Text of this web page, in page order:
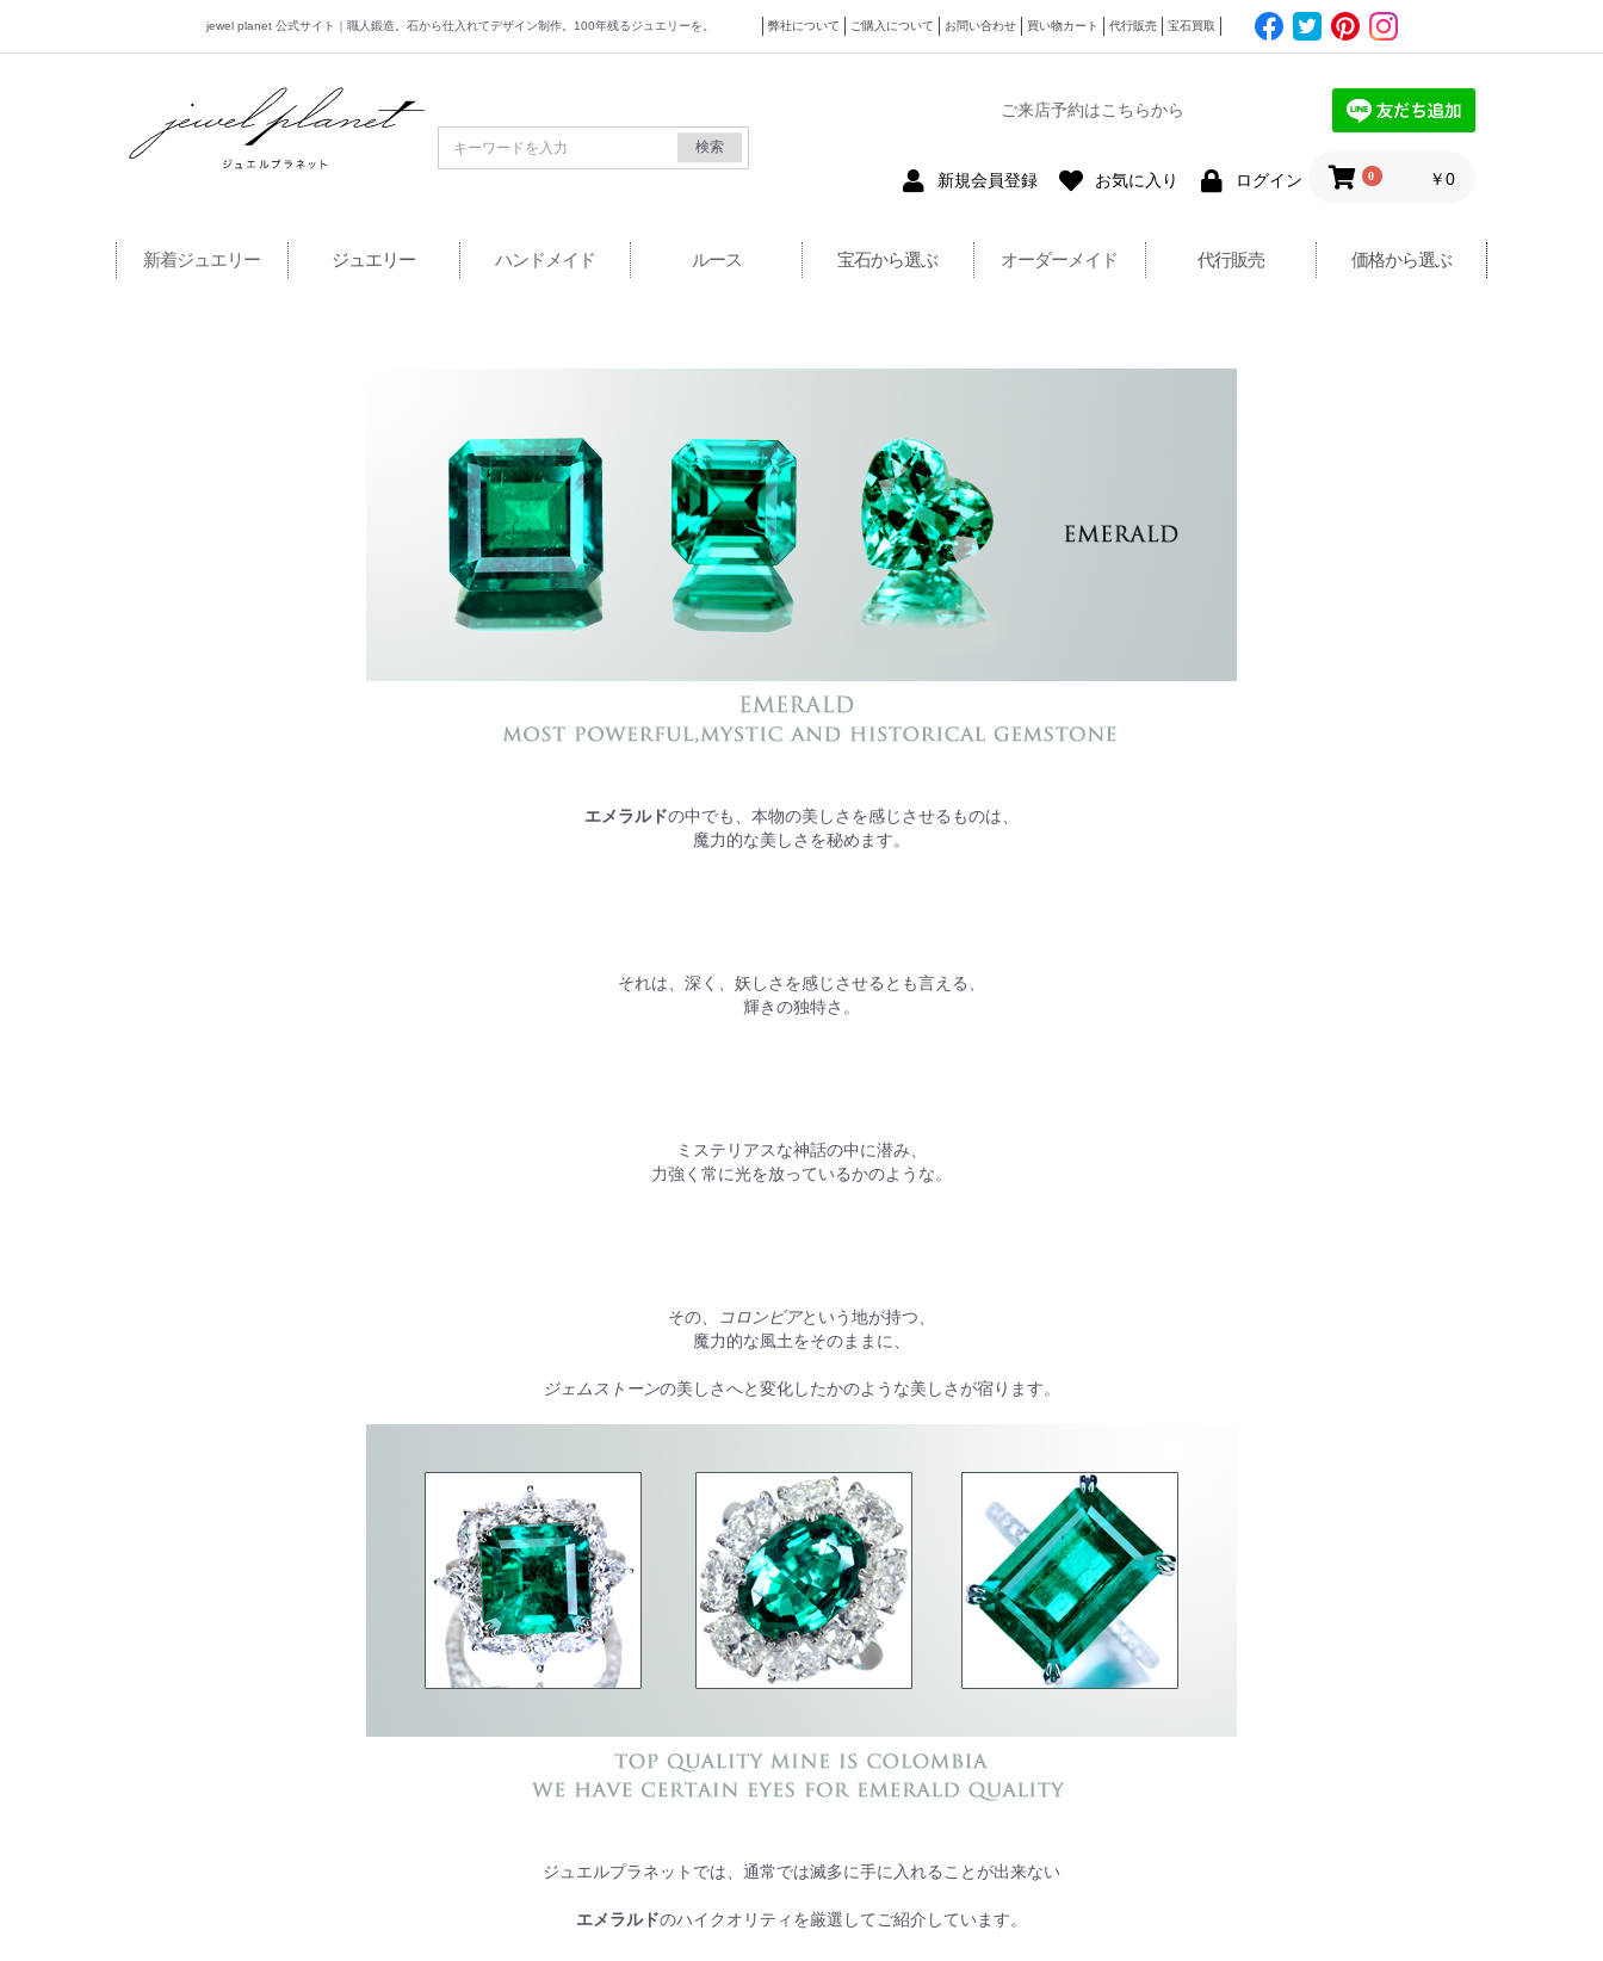
jewel planet 公式サイト｜職人鍛造。石から仕入れてデザイン制作。100年残るジュエリーを。 弊社について ご購入について お問い合わせ 買い物カート 代行販売 宝石買取
jewel planet 公式サイト
検索
ご来店予約はこちらから
新規会員登録 お気に入り ログイン 0 ￥0
新着ジュエリー ジュエリー ハンドメイド ルース 宝石から選ぶ オーダーメイド 代行販売 価格から選ぶ
エメラルドの中でも、本物の美しさを感じさせるものは、
魔力的な美しさを秘めます。
それは、深く、妖しさを感じさせるとも言える、
輝きの独特さ。
ミステリアスな神話の中に潜み、
力強く常に光を放っているかのような。
その、 コロンビアという地が持つ、
魔力的な風土をそのままに、
ジェムストーンの美しさへと変化したかのような美しさが宿ります。
ジュエルプラネットでは、通常では滅多に手に入れることが出来ない
エメラルドのハイクオリティを厳選してご紹介しています。